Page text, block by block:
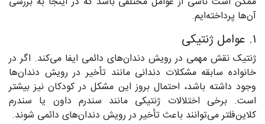
آن‌ها پرداخته‌ایم.
۱. عوامل ژنتیکی
ژنتیک نقش مهمی در رویش دندان‌های دائمی ایفا می‌کند. اگر در
خانواده سابقه مشکلات دندانی مانند تأخیر در رویش دندان‌ها
وجود داشته باشد، احتمال بروز این مشکل در کودکان نیز بیشتر
است. برخی اختلالات ژنتیکی مانند سندرم داون یا سندرم
کلاین‌فلتر می‌توانند باعث تأخیر در رویش دندان‌های دائمی شوند.